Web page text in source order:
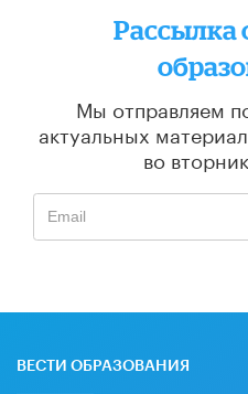
Рассылка
Мы отправляем
актуальных
во
ВЕСТИ ОБРАЗОВАНИЯ